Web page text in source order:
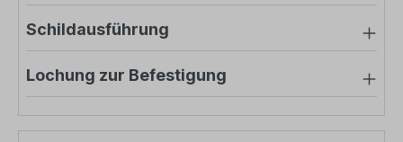
Schildausführung
Lochung zur Befestigung